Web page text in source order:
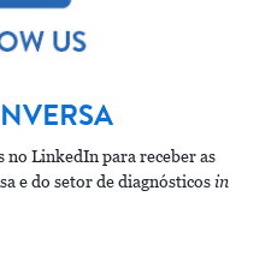
no LinkedIn para receber as
e do setor de diagnósticosin